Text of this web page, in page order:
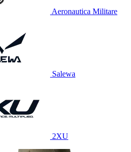
Aeronautica Militare
Salewa
2XU